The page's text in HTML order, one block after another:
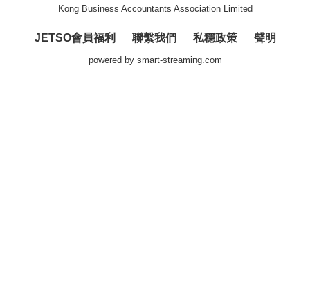
Kong Business Accountants Association Limited
JETSO會員福利 聯繫我們 私穩政策 聲明
powered by smart-streaming.com